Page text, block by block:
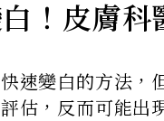
！皮膚
速變白的方法，
估，反而可能出